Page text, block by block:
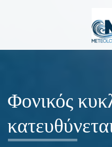
Φονικός